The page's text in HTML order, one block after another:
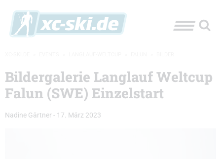
Bildergalerie Langlauf Weltcup
Falun (SWE) Einzelstart
Nadine Gärtner - 17. März 2023